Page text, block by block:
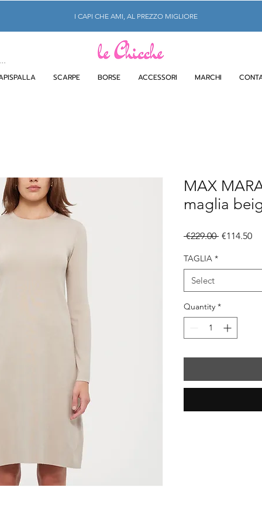
I CAPI CHE AMI, AL PREZZO MIGLIORE
SCARPE BORSE ACCESSORI MARCHI
MAX
maglia
€229.00 Regular
€114.50
TAGLIA *
Select
Quantity *